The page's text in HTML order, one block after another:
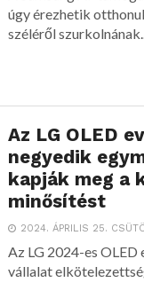
úgy érezhetik
széléről
Az LG OLED
negyedik
kapják meg a
minősítést
2024. ÁPRILIS 25.
Az LG 2024-es
vállalat